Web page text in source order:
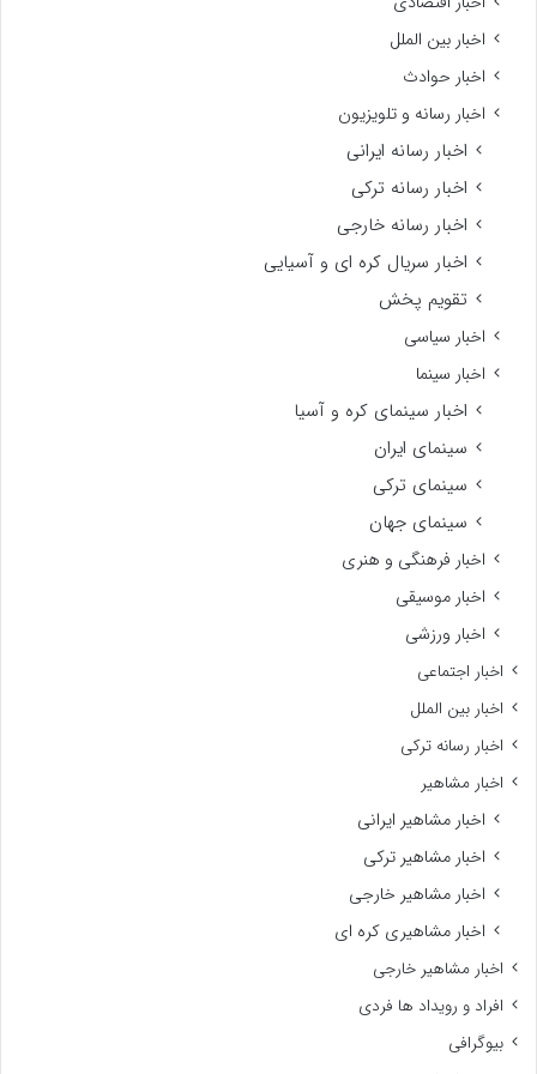
اخبار بین الملل
اخبار حوادث
اخبار رسانه و تلویزیون
اخبار رسانه ایرانی
اخبار رسانه ترکی
اخبار رسانه خارجی
اخبار سریال کره ای و آسیایی
تقویم پخش
اخبار سیاسی
اخبار سینما
اخبار سینمای کره و آسیا
سینمای ایران
سینمای ترکی
سینمای جهان
اخبار فرهنگی و هنری
اخبار موسیقی
اخبار ورزشی
اخبار اجتماعی
اخبار بین الملل
اخبار رسانه ترکی
اخبار مشاهیر
اخبار مشاهیر ایرانی
اخبار مشاهیر ترکی
اخبار مشاهیر خارجی
اخبار مشاهیری کره ای
اخبار مشاهیر خارجی
افراد و رویداد ها فردی
بیوگرافی